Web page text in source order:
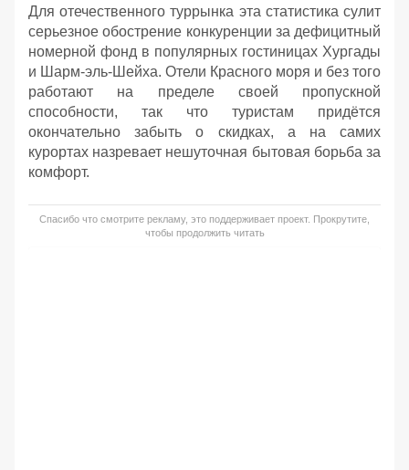
Для отечественного туррынка эта статистика сулит
серьезное обострение конкуренции за дефицитный
номерной фонд в популярных гостиницах Хургады
и Шарм-эль-Шейха. Отели Красного моря и без того
работают на пределе своей пропускной
способности, так что туристам придётся
окончательно забыть о скидках, а на самих
курортах назревает нешуточная бытовая борьба за
комфорт.
Спасибо что смотрите рекламу, это поддерживает проект. Прокрутите,
чтобы продолжить читать